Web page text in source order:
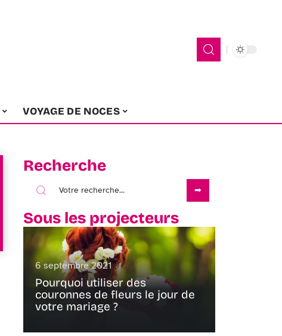
VOYAGE DE NOCES
Recherche
Sous les projecteurs
6 septembre 2021
Pourquoi utiliser des
couronnes de fleurs le jour de
votre mariage ?